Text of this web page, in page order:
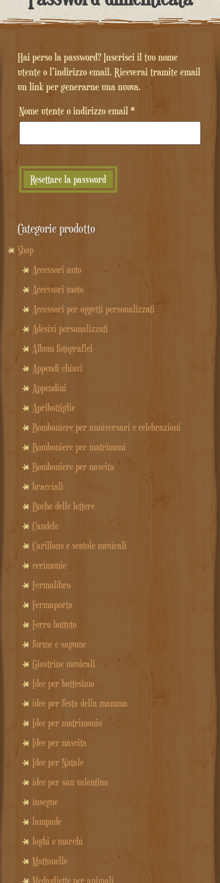
Hai perso la password? Inserisci il tuo nome
utente o l'indirizzo email. Riceverai tramite email
un link per generarne una nuova.
Nome utente o indirizzo email *Richiesto
Resettare la password
Categorie prodotto
Shop
Accessori auto
Accessori moto
Accessori per oggetti personalizzati
Adesivi personalizzati
Album fotografici
Appendi chiavi
Appendini
Apribottiglie
Bomboniere per anniversari e celebrazioni
Bomboniere per matrimoni
Bomboniere per nascita
bracciali
Buche delle lettere
Candele
Carillons e scatole musicali
cerimonie
Fermalibro
Fermaporta
Ferro battuto
forme e sagome
Giostrine musicali
Idee per battesimo
idee per festa della mamma
Idee per matrimonio
Idee per nascita
Idee per Natale
idee per san valentino
insegne
lampade
loghi e marchi
Mattonelle
Medagliette per animali